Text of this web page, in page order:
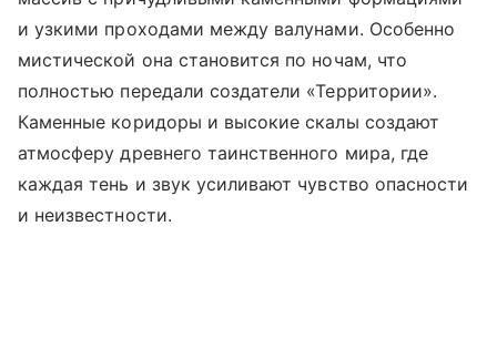
и узкими проходами между валунами. Особенно
мистической она становится по ночам, что
полностью передали создатели «Территории».
Каменные коридоры и высокие скалы создают
атмосферу древнего таинственного мира, где
каждая тень и звук усиливают чувство опасности
и неизвестности.